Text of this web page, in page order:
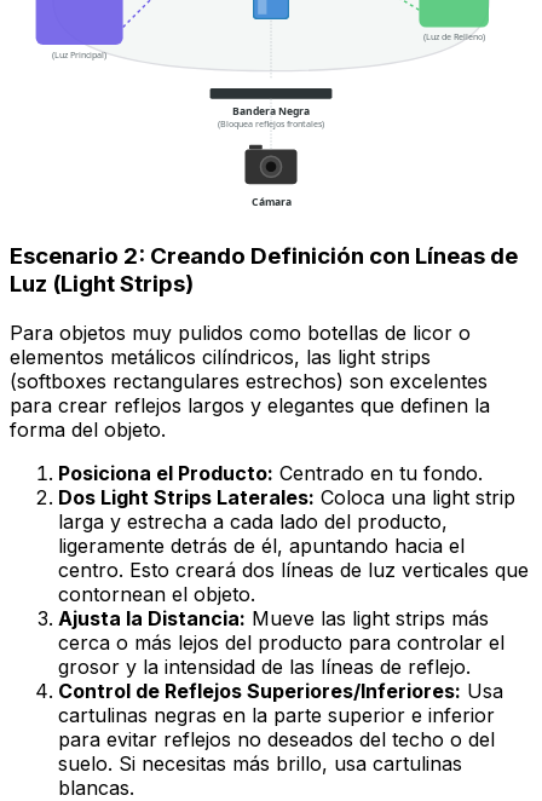
(Luz Principal)
(Luz de Relleno)
Bandera Negra
(Bloquea reflejos frontales)
Cámara
Escenario 2: Creando Definición con Líneas de
Luz (Light Strips)
Para objetos muy pulidos como botellas de licor o
elementos metálicos cilíndricos, las light strips
(softboxes rectangulares estrechos) son excelentes
para crear reflejos largos y elegantes que definen la
forma del objeto.
Posiciona el Producto: Centrado en tu fondo.
Dos Light Strips Laterales: Coloca una light strip
larga y estrecha a cada lado del producto,
ligeramente detrás de él, apuntando hacia el
centro. Esto creará dos líneas de luz verticales que
contornean el objeto.
Ajusta la Distancia: Mueve las light strips más
cerca o más lejos del producto para controlar el
grosor y la intensidad de las líneas de reflejo.
Control de Reflejos Superiores/Inferiores: Usa
cartulinas negras en la parte superior e inferior
para evitar reflejos no deseados del techo o del
suelo. Si necesitas más brillo, usa cartulinas
blancas.